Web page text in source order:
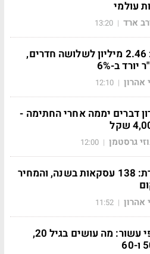
עולמי
ארד |
13:20
נווה עמל: 2.46 מיליון לשלושה חדרים,
ב-6%
אהרון |
12:10
דברים יממה אחרי החתימה -
גרסטמן |
12:00
קריית שרת: 138 עסקאות בשנה, והמחיר
אהרון |
11:52
פנסיה לפי עשור: מה עושים בגיל 20,